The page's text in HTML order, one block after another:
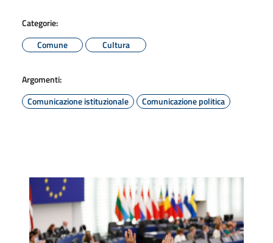
Categorie:
Comune
Cultura
Argomenti:
Comunicazione istituzionale
Comunicazione politica